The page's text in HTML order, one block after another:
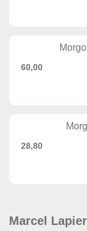
60,00
28,80
Marcel